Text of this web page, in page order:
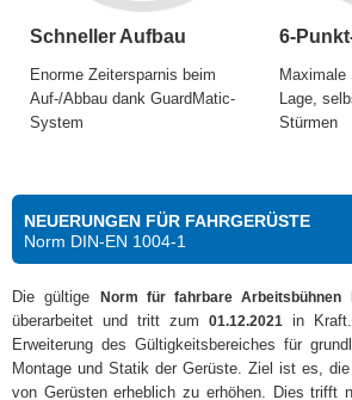
Schneller Aufbau
Enorme Zeitersparnis beim
Auf-/Abbau dank GuardMatic-
System
6-
Maximale
Lage,
Stürmen
NEUERUNGEN FÜR FAHRGERÜSTE
Norm DIN-EN 1004-1
Die gültige Norm für fahrbare Arbeitsbühnen
überarbeitet und tritt zum 01.12.2021 in
Erweiterung des Gültigkeitsbereiches für
Montage und Statik der Gerüste. Ziel ist es,
von Gerüsten erheblich zu erhöhen. Dies trifft